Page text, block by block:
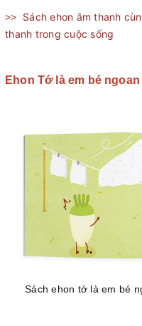
>>
Sách ehon âm thanh
thanh trong cuộc sống
Ehon Tớ là em bé ngoan
Sách ehon tớ là em bé